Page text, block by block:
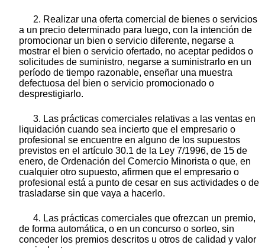
2. Realizar una oferta comercial de bienes o servicios
a un precio determinado para luego, con la intención de
promocionar un bien o servicio diferente, negarse a
mostrar el bien o servicio ofertado, no aceptar pedidos o
solicitudes de suministro, negarse a suministrarlo en un
período de tiempo razonable, enseñar una muestra
defectuosa del bien o servicio promocionado o
desprestigiarlo.
3. Las prácticas comerciales relativas a las ventas en
liquidación cuando sea incierto que el empresario o
profesional se encuentre en alguno de los supuestos
previstos en el artículo 30.1 de la Ley 7/1996, de 15 de
enero, de Ordenación del Comercio Minorista o que, en
cualquier otro supuesto, afirmen que el empresario o
profesional está a punto de cesar en sus actividades o de
trasladarse sin que vaya a hacerlo.
4. Las prácticas comerciales que ofrezcan un premio,
de forma automática, o en un concurso o sorteo, sin
conceder los premios descritos u otros de calidad y valor